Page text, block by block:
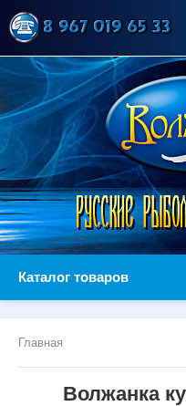
Каталог товаров
Главная
Волжанка